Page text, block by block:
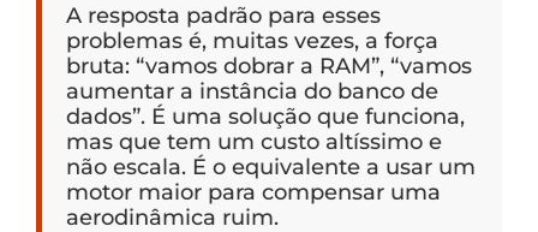
A resposta padrão para esses
problemas é, muitas vezes, a força
bruta: “vamos dobrar a RAM”, “vamos
aumentar a instância do banco de
dados”. É uma solução que funciona,
mas que tem um custo altíssimo e
não escala. É o equivalente a usar um
motor maior para compensar uma
aerodinâmica ruim.